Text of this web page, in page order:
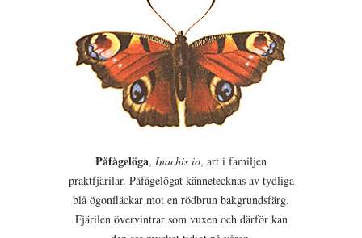
Påfågelöga, Inachis io, art i familjen
praktfjärilar. Påfågelögat kännetecknas av tydliga
blå ögonfläckar mot en rödbrun bakgrundsfärg.
Fjärilen övervintrar som vuxen och därför kan